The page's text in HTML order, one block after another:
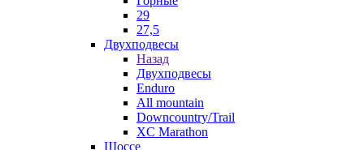
29
27,5
Двухподвесы
Назад
Двухподвесы
Enduro
All mountain
Downcountry/Trail
XC Marathon
Шоссе